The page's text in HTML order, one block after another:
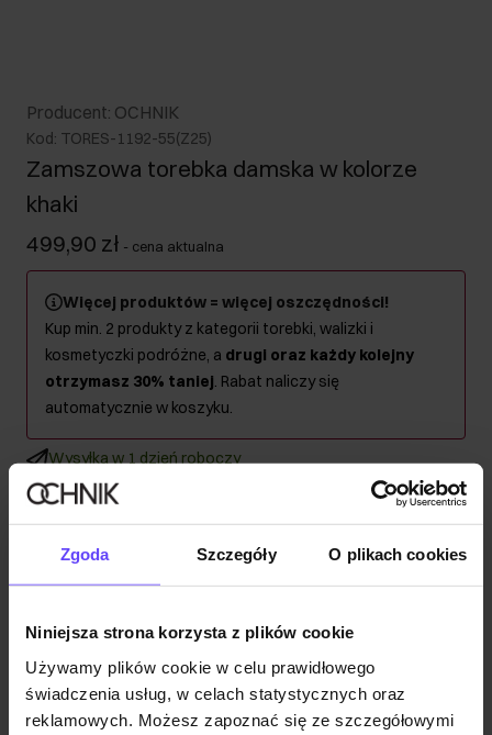
Zgoda Szczegóły O plikach cookies
Niniejsza strona korzysta z plików cookie
Używamy plików cookie w celu prawidłowego
świadczenia usług, w celach statystycznych oraz
reklamowych. Możesz zapoznać się ze szczegółowymi
Producent: OCHNIK
Kod: TORES-1192-55(Z25)
Zamszowa torebka damska w kolorze
khaki
499,90 zł - cena aktualna
Więcej produktów = więcej oszczędności!
Kup min. 2 produkty z kategorii torebki, walizki i
kosmetyczki podróżne, a drugi oraz każdy kolejny
otrzymasz 30% taniej. Rabat naliczy się
automatycznie w koszyku.
Wysyłka w 1 dzień roboczy
Opis produktu
Szczegóły
Skład i wymiary
Opinie